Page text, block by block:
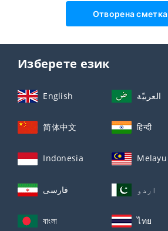
Отворена сметка
Изберете език
English العربيّة
简体中文 हिन्दी
Indonesia Melayu
فارسی اردو
বাংলা ไทย